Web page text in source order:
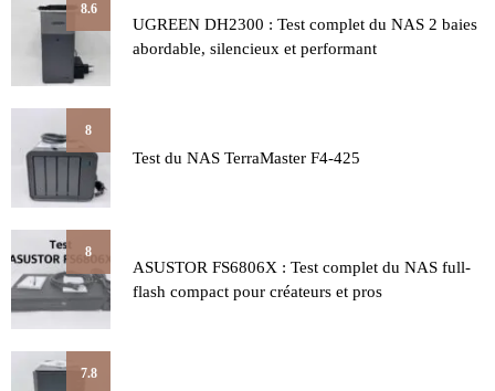
8.6
UGREEN DH2300 : Test complet du NAS 2 baies
abordable, silencieux et performant
8
Test du NAS TerraMaster F4-425
8
ASUSTOR FS6806X : Test complet du NAS full-
flash compact pour créateurs et pros
7.8